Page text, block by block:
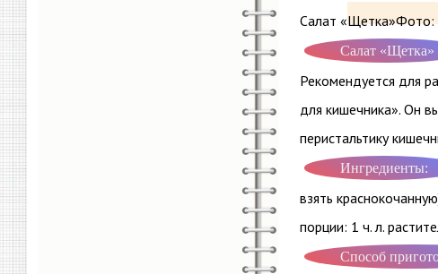
Салат «Щетка»Фото:
Салат «Щетка»
Рекомендуется для
для кишечника». Он
перистальтику
Ингредиенты:
взять
порции: 1 ч. л.
Способ